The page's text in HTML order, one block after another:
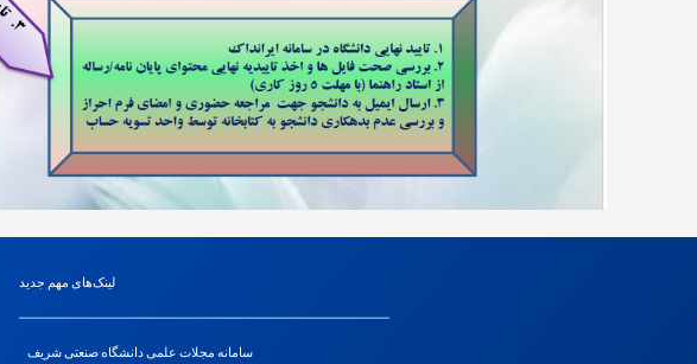
لینک‌های مهم جدید
سامانه مجلات علمی دانشگاه صنعتی شریف